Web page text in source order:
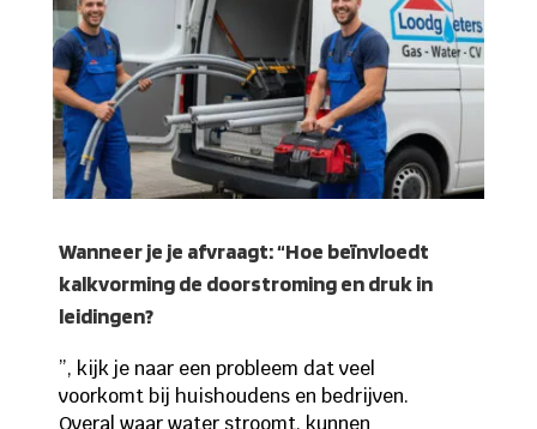
Wanneer je je afvraagt: “Hoe beïnvloedt
kalkvorming de doorstroming en druk in
leidingen?
”, kijk je naar een probleem dat veel
voorkomt bij huishoudens en bedrijven.
Overal waar water stroomt, kunnen